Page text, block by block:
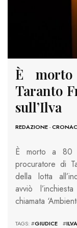
È
Taranto
sull’Ilva
REDAZIONE-
È morto a 80
procuratore di
della lotta
avviò
chiamata
TAGS: #GIUDICE #ILVA